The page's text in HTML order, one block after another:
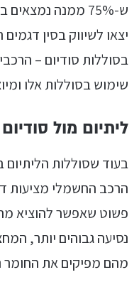
יצאו לשיווק בסין
בסוללות סודיום –
שימוש בסוללות אלו
ליתיום מול סודיום
בעוד שסוללות
הרכב החשמלי מציעות
פשוט שאפשר להוציא מהן
נסיעה גבוהים יותר,
מהם מפיקים את החומר